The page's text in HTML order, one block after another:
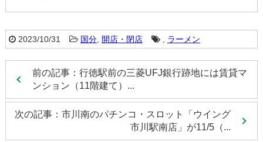
2023/10/31 国分, 開店・閉店 , ラーメン
前の記事：行徳駅前の三菱UFJ銀行跡地には賃貸マ
ンション（11階建て）...
次の記事：市川南のパチンコ・スロット「ウイング
市川駅南店」が11/5（...